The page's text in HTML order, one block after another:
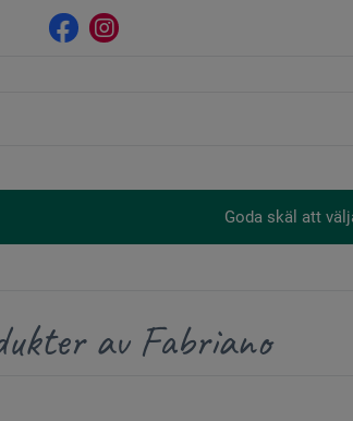
Goda skäl att
av Fabriano